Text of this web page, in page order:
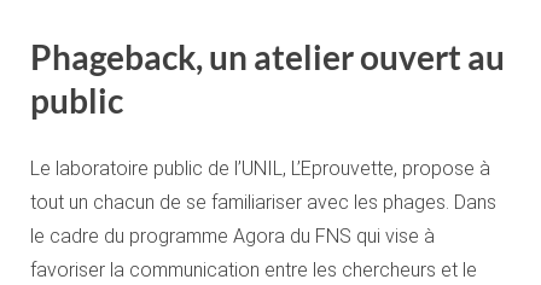
Phageback, un atelier ouvert au
public
Le laboratoire public de l’UNIL, L’Eprouvette, propose à
tout un chacun de se familiariser avec les phages. Dans
le cadre du programme Agora du FNS qui vise à
favoriser la communication entre les chercheurs et le